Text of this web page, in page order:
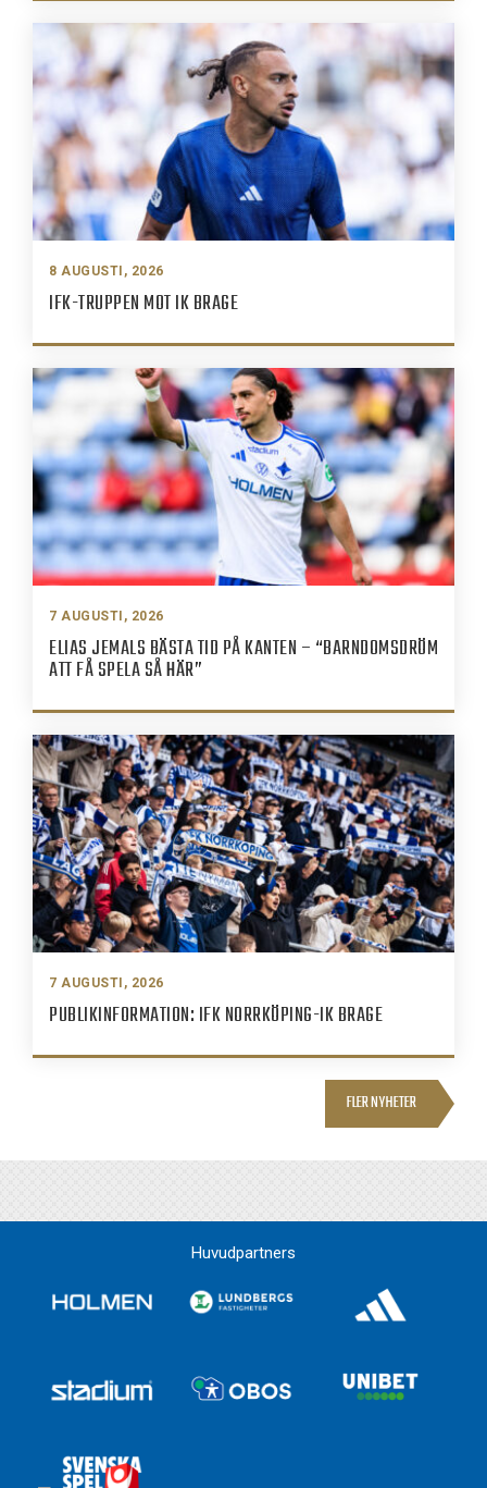
8 AUGUSTI, 2026
IFK-TRUPPEN MOT IK BRAGE
7 AUGUSTI, 2026
ELIAS JEMALS BÄSTA TID PÅ KANTEN – “BARNDOMSDRÖM
ATT FÅ SPELA SÅ HÄR”
7 AUGUSTI, 2026
PUBLIKINFORMATION: IFK NORRKÖPING-IK BRAGE
FLER NYHETER
Huvudpartners